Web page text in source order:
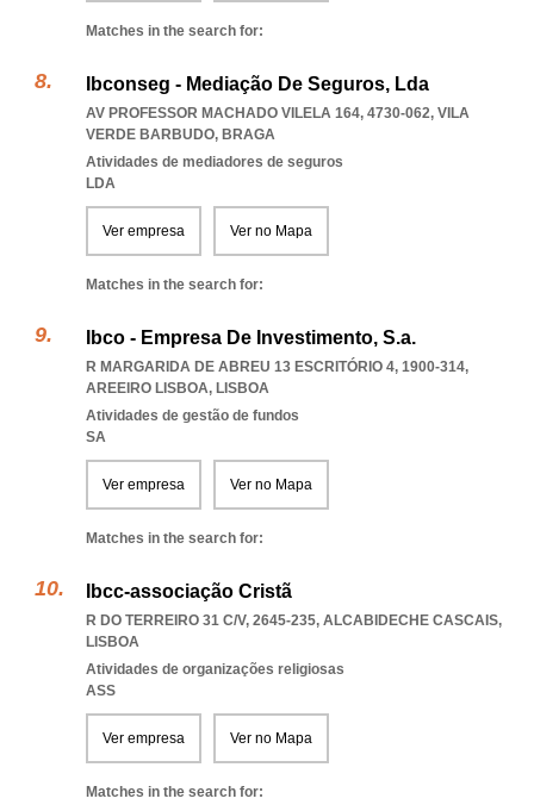
Matches in the search for:
Ibconseg - Mediação De Seguros, Lda
AV PROFESSOR MACHADO VILELA 164, 4730-062, VILA
VERDE BARBUDO, BRAGA
Atividades de mediadores de seguros
LDA
Ver empresa Ver no Mapa
Matches in the search for:
Ibco - Empresa De Investimento, S.a.
R MARGARIDA DE ABREU 13 ESCRITÓRIO 4, 1900-314,
AREEIRO LISBOA, LISBOA
Atividades de gestão de fundos
SA
Ver empresa Ver no Mapa
Matches in the search for:
Ibcc-associação Cristã
R DO TERREIRO 31 C/V, 2645-235, ALCABIDECHE CASCAIS,
LISBOA
Atividades de organizações religiosas
ASS
Ver empresa Ver no Mapa
Matches in the search for: